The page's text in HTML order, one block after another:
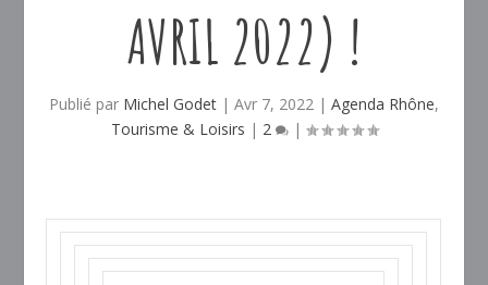
AVRIL 2022) !
Publié par Michel Godet | Avr 7, 2022 | Agenda Rhône,
Tourisme & Loisirs | 2 |